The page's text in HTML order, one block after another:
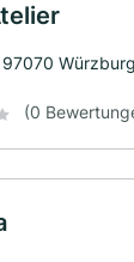
97070 Würzburg
(0